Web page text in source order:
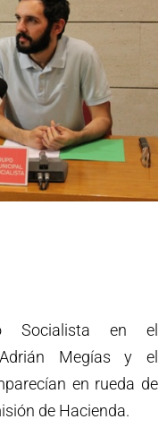
Socialista en el
Megías y el
en rueda de
de Hacienda.